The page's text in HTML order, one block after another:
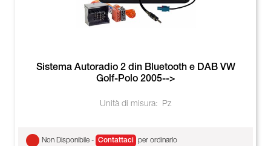
Sistema Autoradio 2 din Bluetooth e DAB VW
Golf-Polo 2005-->
Unità di misura: Pz
Non Disponibile - Contattaci per ordinarlo